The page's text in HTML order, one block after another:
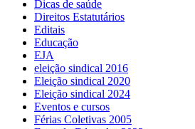
Dicas de saúde
Direitos Estatutários
Editais
Educação
EJA
eleição sindical 2016
Eleição sindical 2020
Eleição sindical 2024
Eventos e cursos
Férias Coletivas 2005